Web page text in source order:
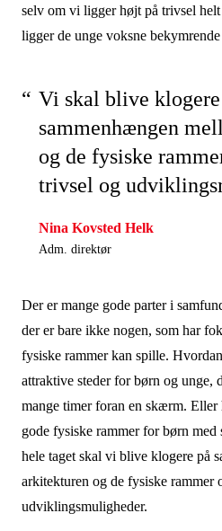
selv om vi ligger højt på trivsel
ligger de unge voksne
Vi skal blive klogere
sammenhængen
og de fysiske
trivsel og
Nina Kovsted Helk
Adm. direktør
Der er mange gode parter i
der er bare ikke nogen, som har
fysiske rammer kan spille.
attraktive steder for børn og unge,
mange timer foran en skærm.
gode fysiske rammer for børn
hele taget skal vi blive klogere på
arkitekturen og de fysiske rammer
udviklingsmuligheder.